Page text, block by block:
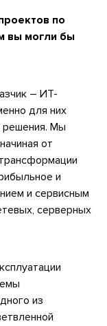
по
вы могли бы
– ИТ-
для них
решения. Мы
от
и
и сервисным
серверных
из